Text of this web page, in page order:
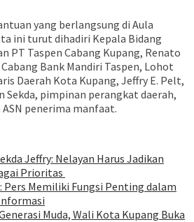
yang berlangsung di Aula
ini turut dihadiri Kepala Bidang
PT Taspen Cabang Kupang, Renato
Bank Mandiri Taspen, Lohot
Daerah Kota Kupang, Jeffry E. Pelt,
Sekda, pimpinan perangkat daerah,
penerima manfaat.
Jeffry: Nelayan Harus Jadikan
Prioritas
Pers Memiliki Fungsi Penting dalam
Muda, Wali Kota Kupang Buka